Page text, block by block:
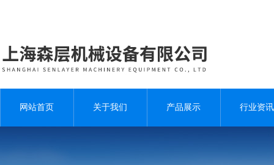
网站首页 关于我们 产品展示 行业资讯